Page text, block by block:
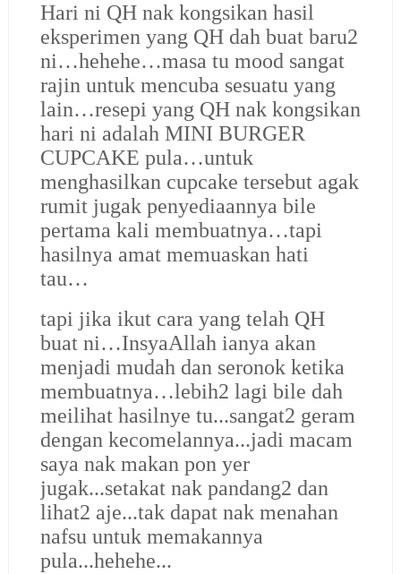
Hari ni QH nak kongsikan hasil
eksperimen yang QH dah buat baru2
ni…hehehe…masa tu mood sangat
rajin untuk mencuba sesuatu yang
lain…resepi yang QH nak kongsikan
hari ni adalah MINI BURGER
CUPCAKE pula…untuk
menghasilkan cupcake tersebut agak
rumit jugak penyediaannya bile
pertama kali membuatnya…tapi
hasilnya amat memuaskan hati
tau…
tapi jika ikut cara yang telah QH
buat ni…InsyaAllah ianya akan
menjadi mudah dan seronok ketika
membuatnya…lebih2 lagi bile dah
meilihat hasilnye tu...sangat2 geram
dengan kecomelannya...jadi macam
saya nak makan pon yer
jugak...setakat nak pandang2 dan
lihat2 aje...tak dapat nak menahan
nafsu untuk memakannya
pula...hehehe...